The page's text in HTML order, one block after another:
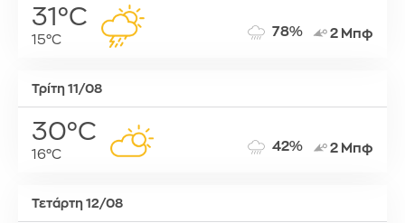
31°C
15°C
78% 2 Μπφ
Τρίτη 11/08
30°C
16°C
42% 2 Μπφ
Τετάρτη 12/08